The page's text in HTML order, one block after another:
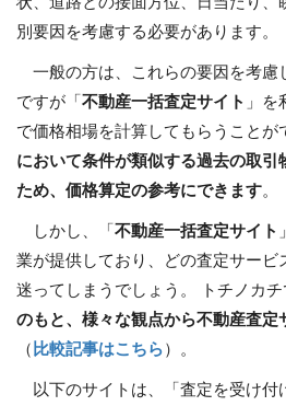
別要因を考慮する必要があります。
一般の方は、これらの要因を考慮
ですが「 不動産一括査定サイト 」を
で価格相場を計算してもらうことが
において条件が類似する過去の取引
ため、価格算定の参考にできます。
しかし、「 不動産一括査定サイト
業が提供しており、どの査定サービ
迷ってしまうでしょう。 トチノカチ
のもと、様々な観点から不動産査定
（ 比較記事はこちら ）。
以下のサイトは、「査定を受け付